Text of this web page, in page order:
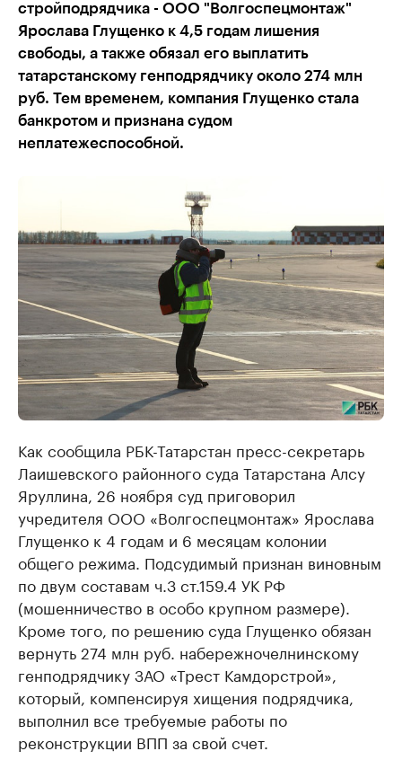
стройподрядчика - ООО "Волгоспецмонтаж"
Ярослава Глущенко к 4,5 годам лишения
свободы, а также обязал его выплатить
татарстанскому генподрядчику около 274 млн
руб. Тем временем, компания Глущенко стала
банкротом и признана судом
неплатежеспособной.
Как сообщила РБК-Татарстан пресс-секретарь
Лаишевского районного суда Татарстана Алсу
Яруллина, 26 ноября суд приговорил
учредителя ООО «Волгоспецмонтаж» Ярослава
Глущенко к 4 годам и 6 месяцам колонии
общего режима. Подсудимый признан виновным
по двум составам ч.3 ст.159.4 УК РФ
(мошенничество в особо крупном размере).
Кроме того, по решению суда Глущенко обязан
вернуть 274 млн руб. набережночелнинскому
генподрядчику ЗАО «Трест Камдорстрой»,
который, компенсируя хищения подрядчика,
выполнил все требуемые работы по
реконструкции ВПП за свой счет.